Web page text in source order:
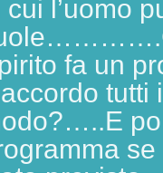
cui l’uomo
fa un